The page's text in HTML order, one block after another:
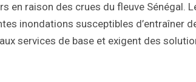
en raison des crues du fleuve Sénégal.
inondations susceptibles d’entraîner
services de base et exigent des